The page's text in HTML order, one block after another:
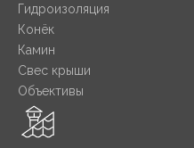
Гидроизоляция
Конёк
Камин
Свес крыши
Объективы